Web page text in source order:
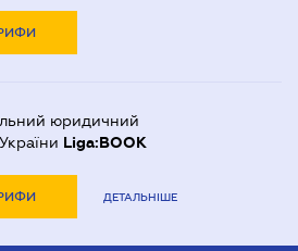
юридичний
Liga:BOOK
ДЕТАЛЬНІШЕ